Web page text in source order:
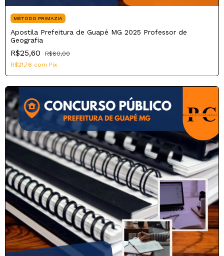
MÉTODO PRIMAZIA
Apostila Prefeitura de Guapé MG 2025 Professor de
Geografia
R$25,60
R$80,00
R$21,76 com Pix